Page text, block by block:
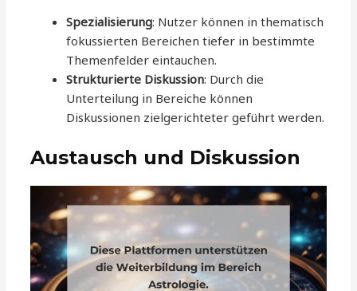
Spezialisierung: Nutzer können in thematisch
fokussierten Bereichen tiefer in bestimmte
Themenfelder eintauchen.
Strukturierte Diskussion: Durch die
Unterteilung in Bereiche können
Diskussionen zielgerichteter geführt werden.
Austausch und Diskussion